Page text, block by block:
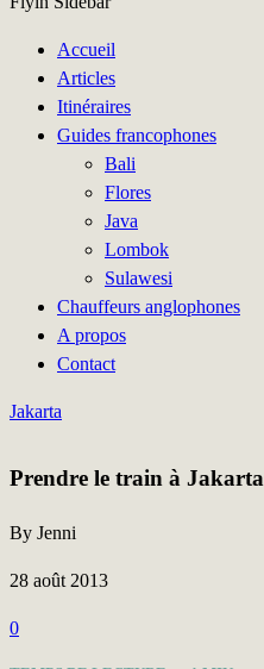
Accueil
Articles
Itinéraires
Guides francophones
Bali
Flores
Java
Lombok
Sulawesi
Chauffeurs anglophones
A propos
Contact
Jakarta
Prendre le train à Jakarta
By Jenni
28 août 2013
0